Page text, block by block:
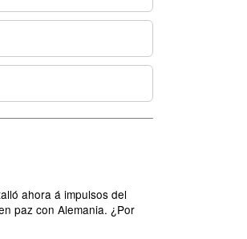
ahora á impulsos del
paz con Alemania. ¿Por